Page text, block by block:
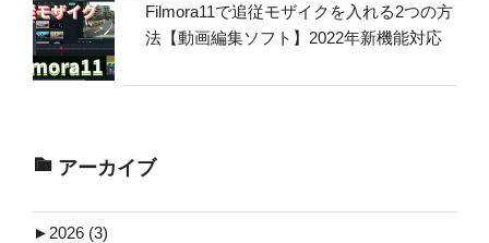
Filmora11で追従モザイクを入れる2つの方
法【動画編集ソフト】2022年新機能対応
アーカイブ
► 2026 (3)